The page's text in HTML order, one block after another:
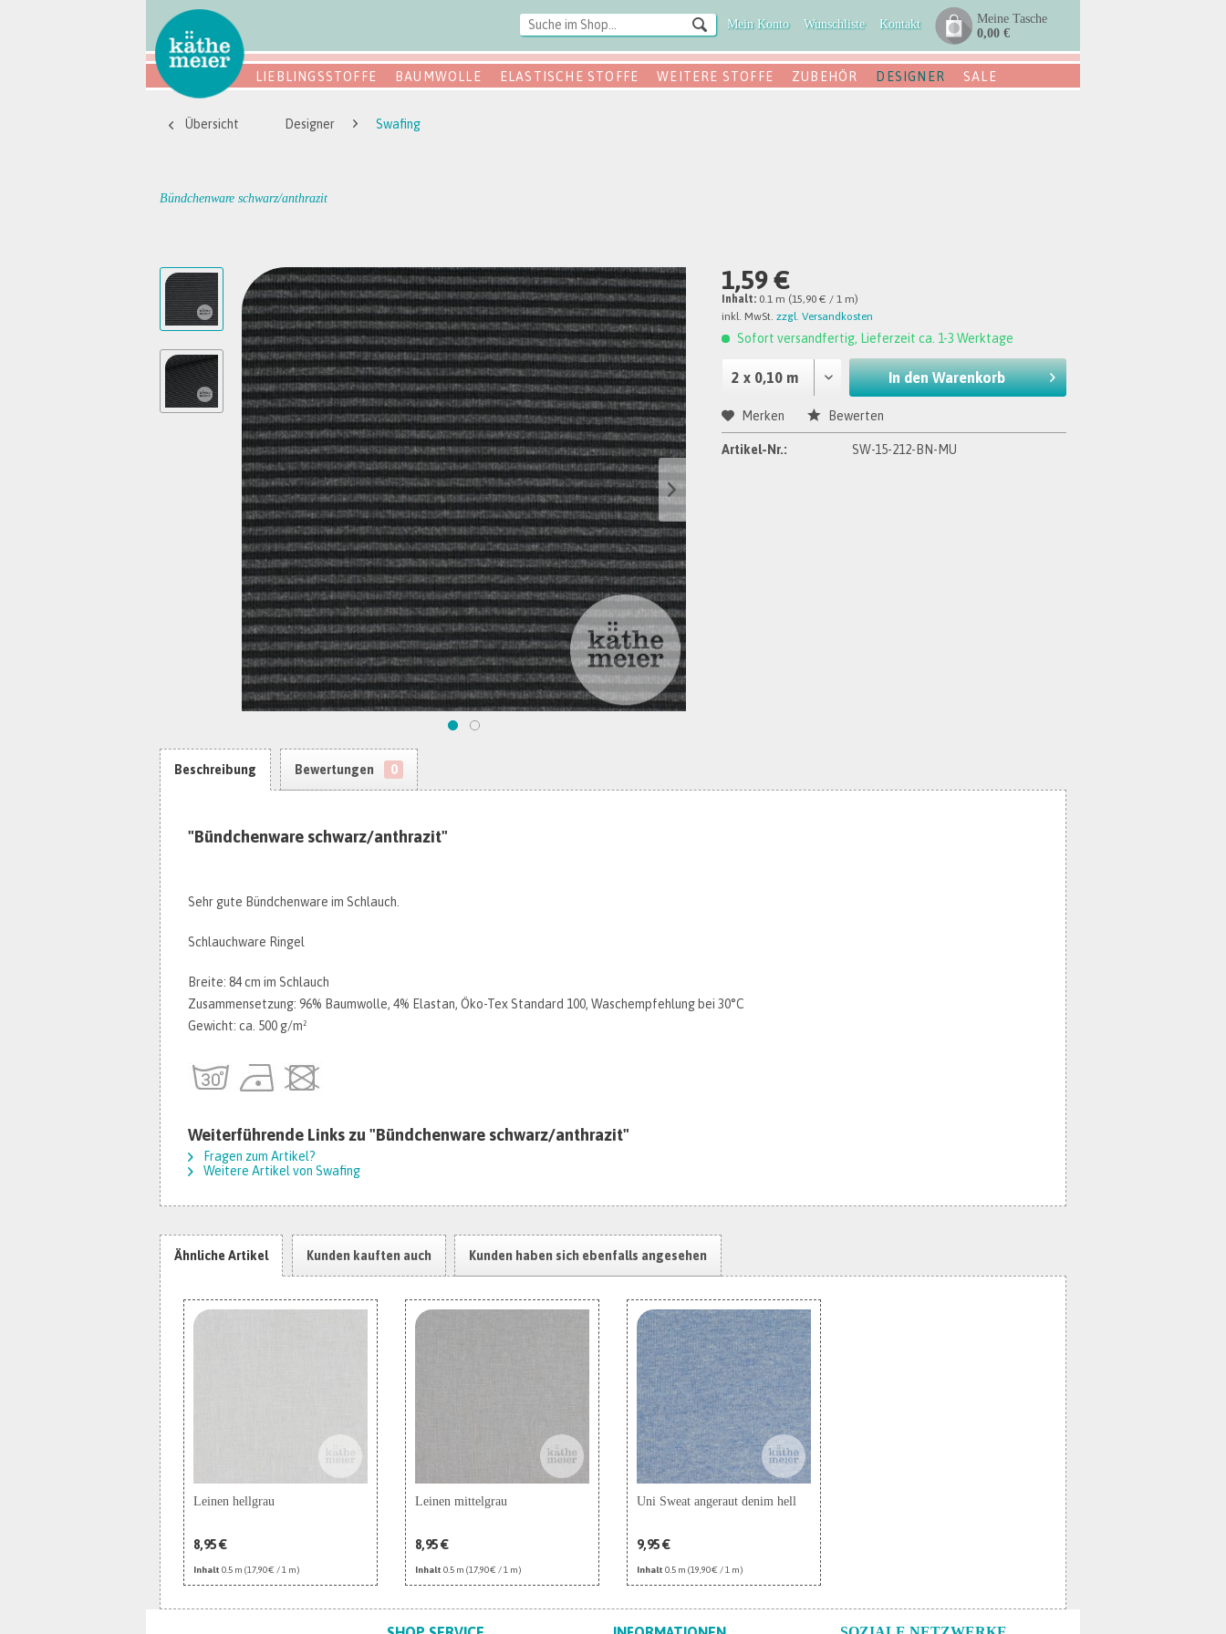
Mein Konto Wunschliste Kontakt
Meine Tasche
0,00 €
LIEBLINGSSTOFFE BAUMWOLLE ELASTISCHE STOFFE WEITERE STOFFE ZUBEHÖR DESIGNER SALE
Übersicht Designer Swafing
Bündchenware schwarz/anthrazit
1,59 €
Inhalt: 0.1 m (15,90 € / 1 m)
inkl. MwSt.zzgl. Versandkosten
Sofort versandfertig, Lieferzeit ca. 1-3 Werktage
In den Warenkorb
Merken Bewerten
Artikel-Nr.: SW-15-212-BN-MU
Beschreibung Bewertungen 0
"Bündchenware schwarz/anthrazit"
Sehr gute Bündchenware im Schlauch.
Schlauchware Ringel
Breite: 84 cm im Schlauch
Zusammensetzung: 96% Baumwolle, 4% Elastan, Öko-Tex Standard 100, Waschempfehlung bei 30°C
Gewicht: ca. 500 g/m²
Weiterführende Links zu "Bündchenware schwarz/anthrazit"
Fragen zum Artikel?
Weitere Artikel von Swafing
Ähnliche Artikel Kunden kauften auch Kunden haben sich ebenfalls angesehen
Leinen hellgrau
8,95 €
Inhalt 0.5 m (17,90 € / 1 m)
Leinen mittelgrau
8,95 €
Inhalt 0.5 m (17,90 € / 1 m)
Uni Sweat angeraut denim hell
9,95 €
Inhalt 0.5 m (19,90 € / 1 m)